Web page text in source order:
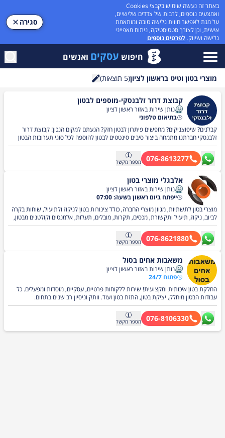
באתר זה נעשה שימוש בקבצי Cookies
ואמצעים נוספים, לרבות של צדדים שלישיים,
על מנת לאפשר חווית גלישה טובה ומותאמת
אישית, וכן לצורך סטטיסטיקה, ניתוח מאפייני
גלישה ושיווק. לפרטים נוספים
סגירה
חיפוש עסקים ואנשים
מוצרי בטון וטיט בראשון לציון(
5 תוצאות)
קבוצת דרור זלבנסקי-מוספים לבטון
נותן שירות באזור ראשון לציון
בתיאום טלפוני
קבלנים? שיפוצניקים? מחפשים פיתרון לבטון חזק? הגעתם למקום הנכון! קבוצת דרור
זלבנסקי חברתנו מתמחה ביצור סיבים סינטטים לבטון להוספה לכל סוגי תערובות הבטון
והטיח לשיפור עמידות נגד סדיקה. טיח לחזיתות בקירות חוץ. מפחית נטייה לסדיקה של
משטחי בטון וסדיקה כתוצאה מהתכווצות, משפר עמידות הבטון לשחיקה. שרות מהיר
משלוחים לכל חלקי הארץ.
076-8613277 מספר מקשר
אלבגלי מוצרי בטון
נותן שירות באזור ראשון לציון
ייפתח ביום ראשון בשעה: 07:00
מוצרי בטון לתשתיות, מגוון מוצרי החברה, כולל צינורות בטון לניקוז ולתיעול, שוחות בקרה
לביוב, ניקוז, תיעול ותקשורת, מכסים, תקרות, מובלים, תעלות, אלמנטים וקולטנים מבטון,
שוחות בקרת חשמל וכו.. כל מוצרי החברה נמצאים בפיקוח מכון התקנים הישראלי, שירות
מקצועי ללא פשרות, הובלה ומשלוחים לכל חלקי הארץ חייגו מוצרי בטון, מכסים לביוב
076-8621880 מספר מקשר
משאבות אחים בסול
נותן שירות באזור ראשון לציון
פתוח 24/7
החלקת בטון איכותית ומקצועית! שירות ללקוחות פרטיים, עסקיים, מוסדות ומפעלים. כל
עבודות הבטון מוחלק, יציקת בטון, התזת בטון ועוד. וותק וניסיון רב שנים בתחום.
076-8106330 מספר מקשר